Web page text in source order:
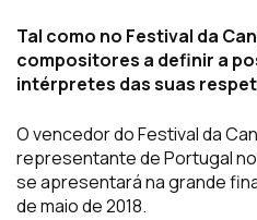
Tal como no Festival da
compositores a definir a
intérpretes das suas
O vencedor do Festival da
representante de Portugal
se apresentará na grande
de maio de 2018.